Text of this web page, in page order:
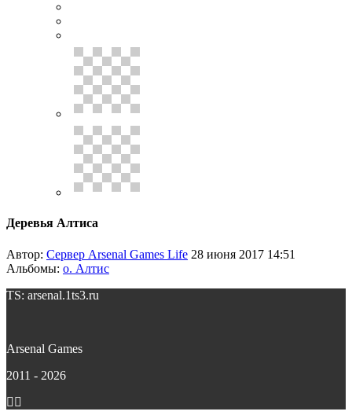
Деревья Алтиса
Автор: Сервер Arsenal Games Life 28 июня 2017 14:51
Альбомы: о. Алтис
TS: arsenal.1ts3.ru
Arsenal Games
2011 - 2026